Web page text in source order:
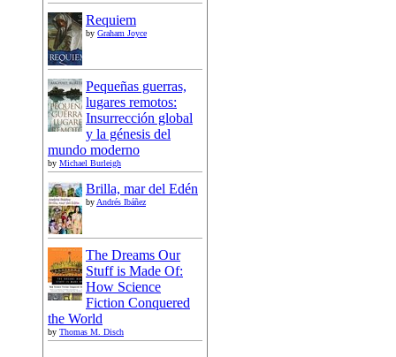
Requiem
by Graham Joyce
Pequeñas guerras,
lugares remotos:
Insurrección global
y la génesis del
mundo moderno
by Michael Burleigh
Brilla, mar del Edén
by Andrés Ibáñez
The Dreams Our
Stuff is Made Of:
How Science
Fiction Conquered
the World
by Thomas M. Disch